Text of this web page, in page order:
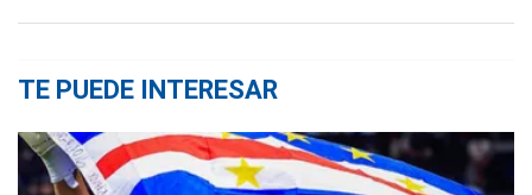
TE PUEDE INTERESAR